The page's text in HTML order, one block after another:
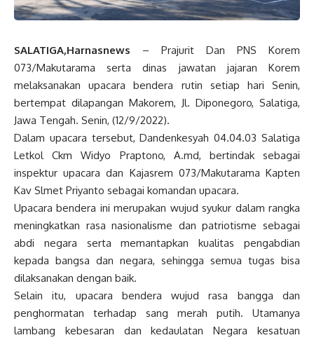
SALATIGA,Harnasnews – Prajurit Dan PNS Korem
073/Makutarama serta dinas jawatan jajaran Korem
melaksanakan upacara bendera rutin setiap hari Senin,
bertempat dilapangan Makorem, Jl. Diponegoro, Salatiga,
Jawa Tengah. Senin, (12/9/2022).
Dalam upacara tersebut, Dandenkesyah 04.04.03 Salatiga
Letkol Ckm Widyo Praptono, A.md, bertindak sebagai
inspektur upacara dan Kajasrem 073/Makutarama Kapten
Kav Slmet Priyanto sebagai komandan upacara.
Upacara bendera ini merupakan wujud syukur dalam rangka
meningkatkan rasa nasionalisme dan patriotisme sebagai
abdi negara serta memantapkan kualitas pengabdian
kepada bangsa dan negara, sehingga semua tugas bisa
dilaksanakan dengan baik.
Selain itu, upacara bendera wujud rasa bangga dan
penghormatan terhadap sang merah putih. Utamanya
lambang kebesaran dan kedaulatan Negara kesatuan